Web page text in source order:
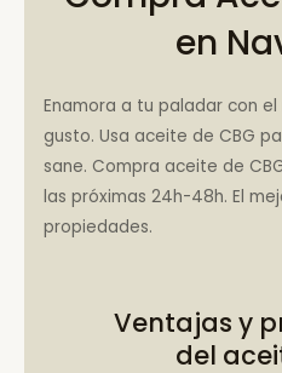
en
Enamora a tu paladar con
gusto. Usa aceite de CBG
sane. Compra aceite de
las próximas 24h-48h. El
propiedades.
Ventajas y
del